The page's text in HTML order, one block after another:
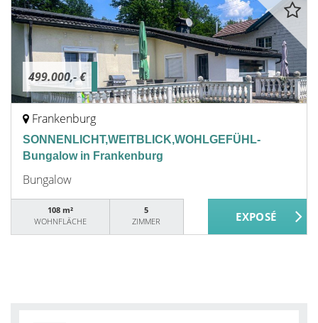
499.000,- €
Frankenburg
SONNENLICHT,WEITBLICK,WOHLGEFÜHL-
Bungalow in Frankenburg
Bungalow
108 m²
WOHNFLÄCHE
5
ZIMMER